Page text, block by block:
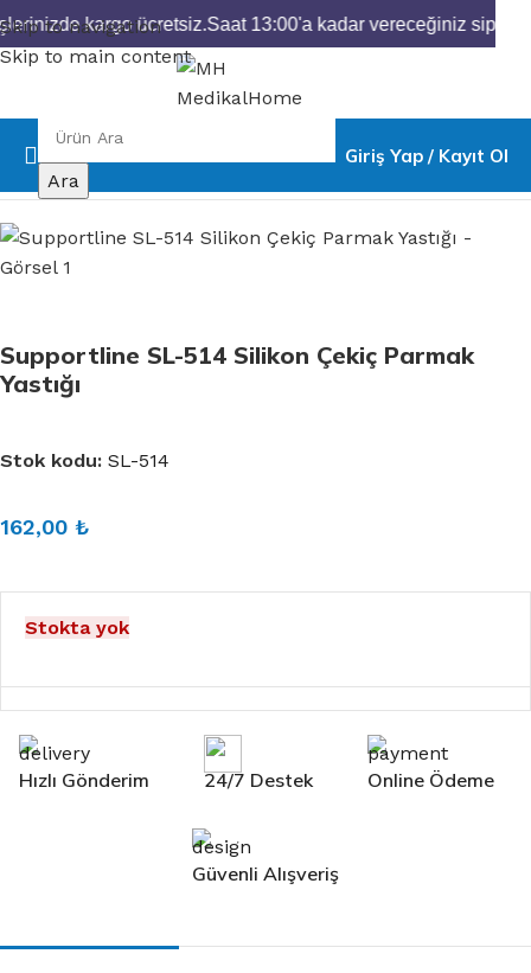
Skip to navigation
Skip to main content
Ara
Giriş Yap / Kayıt Ol
Ana Sayfa Ayak Sağlığı
Supportline SL-514 Silikon Çekiç Parmak
Yastığı
Stok kodu: SL-514
162,00 ₺
Stokta yok
Hızlı Gönderim 24/7 Destek Online Ödeme
Güvenli Alışveriş
kargo ücretsiz.Saat 13:00'a kadar vereceğiniz